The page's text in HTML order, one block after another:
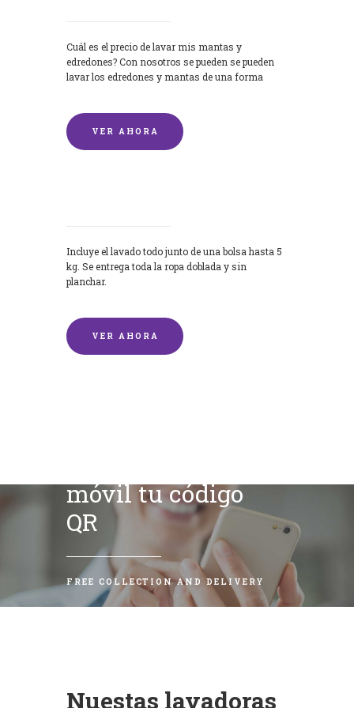
Cuál es el precio de lavar mis mantas y
edredones? Con nosotros se pueden se pueden
lavar los edredones y mantas de una forma
VER AHORA
Incluye el lavado todo junto de una bolsa hasta 5
kg. Se entrega toda la ropa doblada y sin
planchar.
VER AHORA
móvil tu código
QR
FREE COLLECTION AND DELIVERY
Nuestas lavadoras